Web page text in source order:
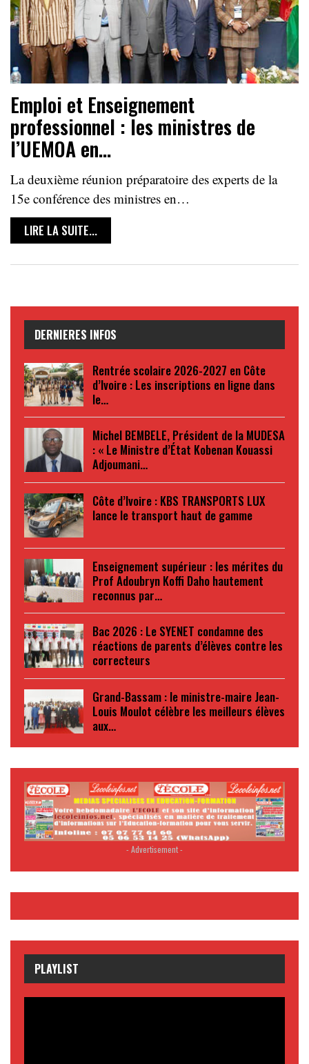
Emploi et Enseignement
professionnel : les ministres de
l’UEMOA en…
La deuxième réunion préparatoire des experts de la
15e conférence des ministres en…
LIRE LA SUITE...
DERNIERES INFOS
Rentrée scolaire 2026-2027 en Côte
d’Ivoire : Les inscriptions en ligne dans
le…
Michel BEMBELE, Président de la MUDESA
: « Le Ministre d’État Kobenan Kouassi
Adjoumani…
Côte d’Ivoire : KBS TRANSPORTS LUX
lance le transport haut de gamme
Enseignement supérieur : les mérites du
Prof Adoubryn Koffi Daho hautement
reconnus par…
Bac 2026 : Le SYENET condamne des
réactions de parents d’élèves contre les
correcteurs
Grand-Bassam : le ministre-maire Jean-
Louis Moulot célèbre les meilleurs élèves
aux…
- Advertisement -
PLAYLIST